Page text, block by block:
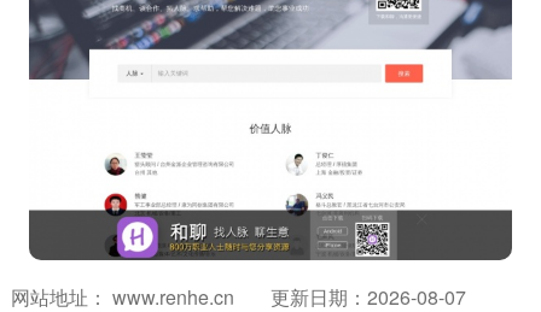
网站地址： www.renhe.cn
更新日期：2026-08-07